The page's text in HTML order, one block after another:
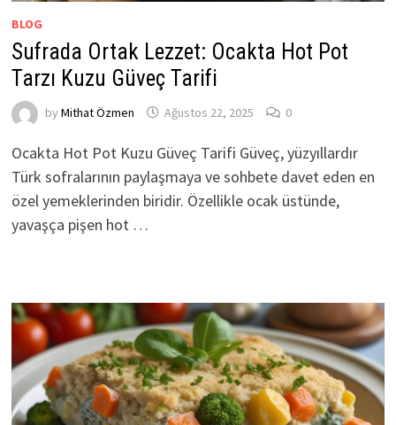
BLOG
Sufrada Ortak Lezzet: Ocakta Hot Pot
Tarzı Kuzu Güveç Tarifi
by Mithat Özmen Ağustos 22, 2025 0
Ocakta Hot Pot Kuzu Güveç Tarifi Güveç, yüzyıllardır
Türk sofralarının paylaşmaya ve sohbete davet eden en
özel yemeklerinden biridir. Özellikle ocak üstünde,
yavaşça pişen hot …